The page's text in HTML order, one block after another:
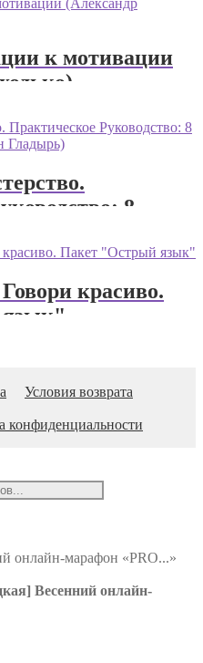
к мотивации
8
(Иван
красиво.
Условия возврата
конфиденциальности
Весенний онлайн-